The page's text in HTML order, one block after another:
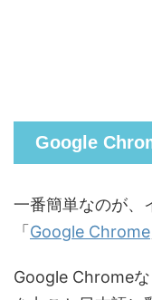
Google
一番簡単なのが、
「 Google Chrome
Google Chrome